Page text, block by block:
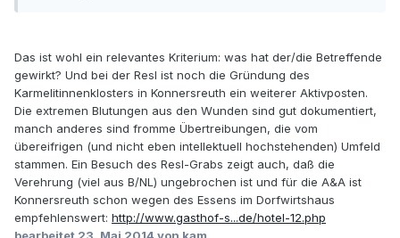
Das ist wohl ein relevantes Kriterium: was hat der/die Betreffende
gewirkt? Und bei der Resl ist noch die Gründung des
Karmelitinnenklosters in Konnersreuth ein weiterer Aktivposten.
Die extremen Blutungen aus den Wunden sind gut dokumentiert,
manch anderes sind fromme Übertreibungen, die vom
übereifrigen (und nicht eben intellektuell hochstehenden) Umfeld
stammen. Ein Besuch des Resl-Grabs zeigt auch, daß die
Verehrung (viel aus B/NL) ungebrochen ist und für die A&A ist
Konnersreuth schon wegen des Essens im Dorfwirtshaus
empfehlenswert: http://www.gasthof-s...de/hotel-12.php